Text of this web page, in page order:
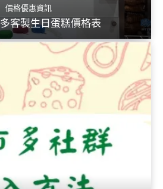
價格優惠資訊
客製生日蛋糕價格表